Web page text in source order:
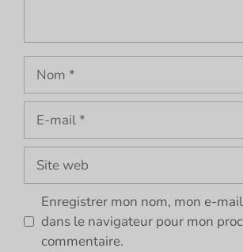
Nom
mail
Site
web
Enregistrer mon nom, mon e-
dans le navigateur pour mon
commentaire.